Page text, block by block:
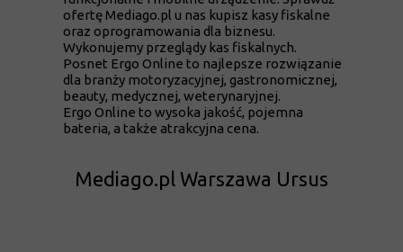
Mediago.pl Warszawa Ursus
ofertę Mediago.pl u nas kupisz kasy fiskalne
oraz oprogramowania dla biznesu.
Wykonujemy przeglądy kas fiskalnych.
Posnet Ergo Online to najlepsze rozwiązanie
dla branży motoryzacyjnej, gastronomicznej,
beauty, medycznej, weterynaryjnej.
Ergo Online to wysoka jakość, pojemna
bateria, a także atrakcyjna cena.